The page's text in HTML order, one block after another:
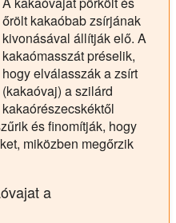
őrölt kakaóbab zsírjának
kivonásával állítják elő. A
kakaómasszát préselik,
hogy elválasszák a zsírt
(kakaóvaj) a szilárd
kakaórészecskéktől
és finomítják, hogy
miközben megőrzik
a